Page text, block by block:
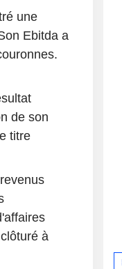
une
Ebitda a
de son
titre
à